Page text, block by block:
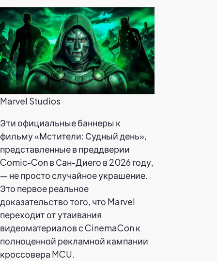
Marvel Studios
Эти официальные баннеры к
фильму «Мстители: Судный день»,
представленные в преддверии
Comic-Con в Сан-Диего в 2026 году,
— не просто случайное украшение.
Это первое реальное
доказательство того, что Marvel
переходит от утаивания
видеоматериалов с CinemaCon к
полноценной рекламной кампании
кроссовера MCU.